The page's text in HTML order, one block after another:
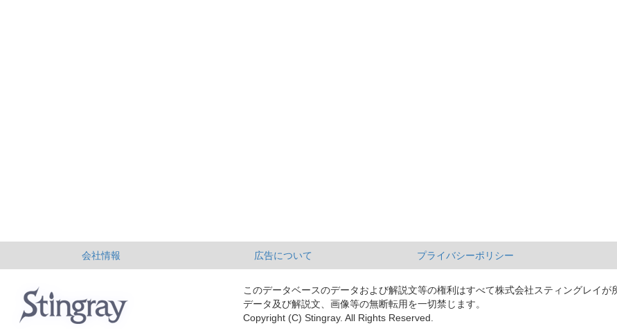
会社情報 広告について プライバシーポリシー
このデータベースのデータおよび解説文等の権利はすべて株式会社スティングレイが
データ及び解説文、画像等の無断転用を一切禁じます。
Copyright (C) Stingray. All Rights Reserved.